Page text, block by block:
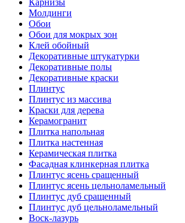
Карнизы
Молдинги
Обои
Обои для мокрых зон
Клей обойный
Декоративные штукатурки
Декоративные полы
Декоративные краски
Плинтус
Плинтус из массива
Краски для дерева
Керамогранит
Плитка напольная
Плитка настенная
Керамическая плитка
Фасадная клинкерная плитка
Плинтус ясень сращенный
Плинтус ясень цельноламельный
Плинтус дуб сращенный
Плинтус дуб цельноламельный
Воск-лазурь